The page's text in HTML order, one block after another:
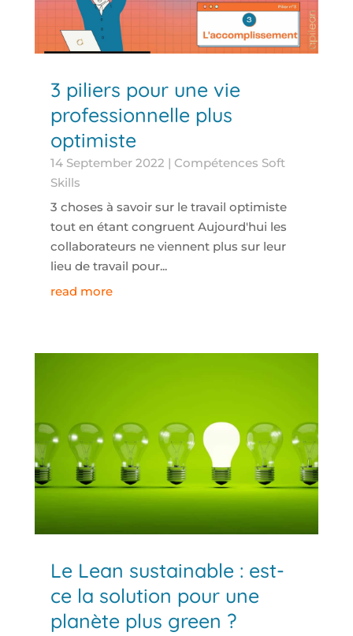
3 piliers pour une vie
professionnelle plus
optimiste
14 September 2022 | Compétences Soft
Skills
3 choses à savoir sur le travail optimiste
tout en étant congruent Aujourd'hui les
collaborateurs ne viennent plus sur leur
lieu de travail pour...
read more
Le Lean sustainable : est-
ce la solution pour une
planète plus green ?